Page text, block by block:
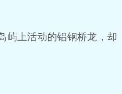
屿上活动的铝钢桥龙，却